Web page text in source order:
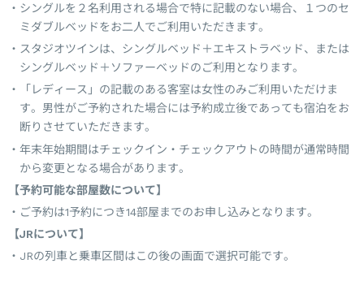
シングルを２名利用される場合で特に記載のない場合、１つのセ
ミダブルベッドをお二人でご利用いただきます。
スタジオツインは、シングルベッド＋エキストラベッド、または
シングルベッド＋ソファーベッドのご利用となります。
「レディース」の記載のある客室は女性のみご利用いただけま
す。男性がご予約された場合には予約成立後であっても宿泊をお
断りさせていただきます。
年末年始期間はチェックイン・チェックアウトの時間が通常時間
から変更となる場合があります。
【予約可能な部屋数について】
ご予約は1予約につき14部屋までのお申し込みとなります。
【JRについて】
JRの列車と乗車区間はこの後の画面で選択可能です。